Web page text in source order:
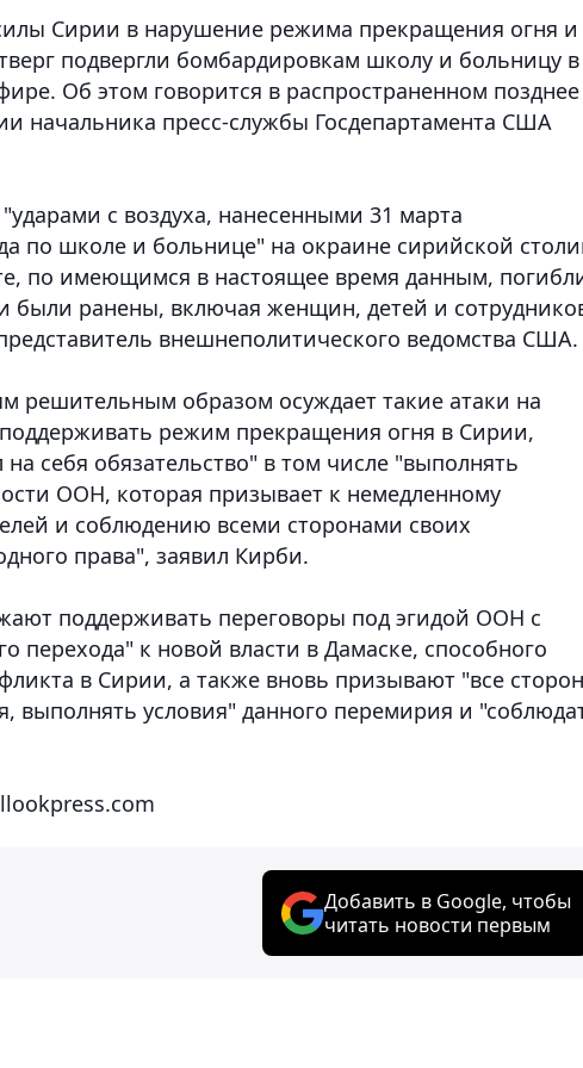
Сирии в нарушение режима прекращения огня и
подвергли бомбардировкам школу и больницу в
Об этом говорится в распространенном
начальника пресс-службы Госдепартамента США
с воздуха, нанесенными 31 марта
по школе и больнице" на окраине сирийской
по имеющимся в настоящее время данным,
были ранены, включая женщин, детей и
внешнеполитического ведомства США.
решительным образом осуждает такие атаки на
режим прекращения огня в Сирии,
себя обязательство" в том числе "выполнять
ООН, которая призывает к немедленному
и соблюдению всеми сторонами своих
права", заявил Кирби.
поддерживать переговоры под эгидой ООН с
перехода" к новой власти в Дамаске, способного
в Сирии, а также вновь призывают "все
выполнять условия" данного перемирия и
Добавить в Google, чтобы
читать новости первым